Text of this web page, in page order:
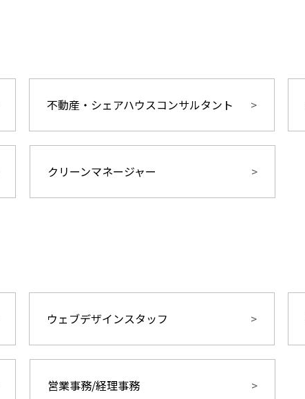
不動産・シェアハウスコンサルタント
クリーンマネージャー
ウェブデザインスタッフ
営業事務/経理事務